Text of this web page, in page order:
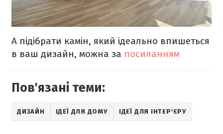
А підібрати камін, який ідеально впишеться
в ваш дизайн, можна за посиланням
Пов'язані теми:
ДИЗАЙН ІДЕЇ ДЛЯ ДОМУ ІДЕЇ ДЛЯ ІНТЕР'ЄРУ